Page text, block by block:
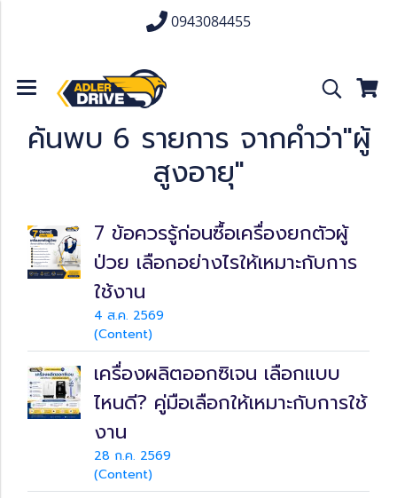
0943084455
ค้นพบ 6 รายการ จากคำว่า"ผู้
สูงอายุ"
7 ข้อควรรู้ก่อนซื้อเครื่องยกตัวผู้
ป่วย เลือกอย่างไรให้เหมาะกับการ
ใช้งาน
4 ส.ค. 2569
(Content)
เครื่องผลิตออกซิเจน เลือกแบบ
ไหนดี? คู่มือเลือกให้เหมาะกับการใช้
งาน
28 ก.ค. 2569
(Content)